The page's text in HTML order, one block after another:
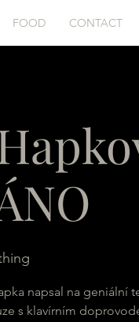
FOOD CONTACT
napsal na geniální
s klavírním